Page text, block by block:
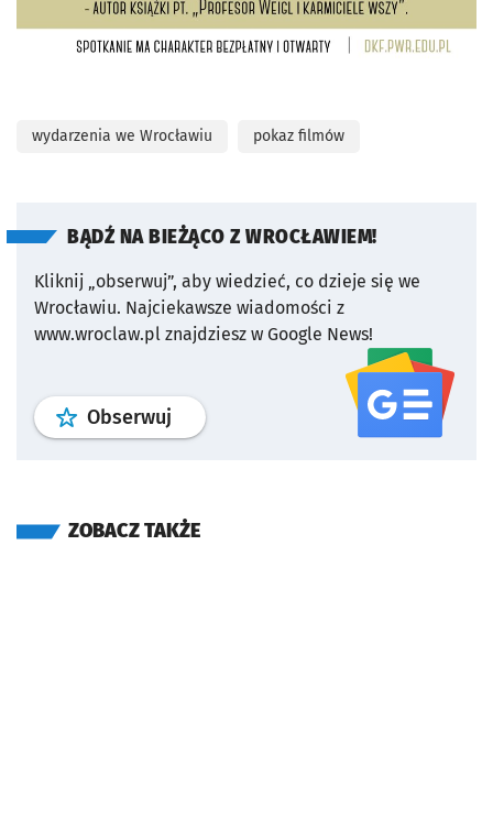
wydarzenia we Wrocławiu pokaz filmów
BĄDŹ NA BIEŻĄCO Z WROCŁAWIEM!
Kliknij „obserwuj”, aby wiedzieć, co dzieje się we
Wrocławiu. Najciekawsze wiadomości z
www.wroclaw.pl znajdziesz w Google News!
Obserwuj profil serwisu
ZOBACZ TAKŻE